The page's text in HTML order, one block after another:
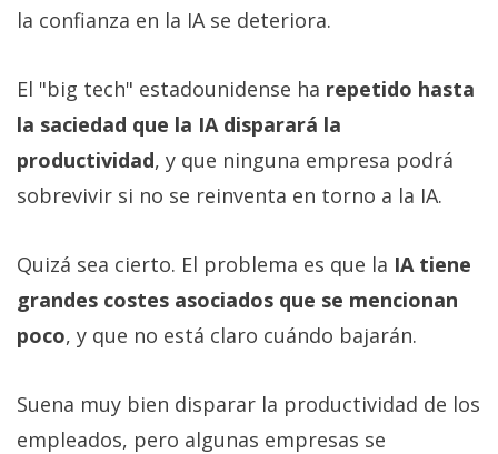
la confianza en la IA se deteriora.
El "big tech" estadounidense ha repetido hasta
la saciedad que la IA disparará la
productividad, y que ninguna empresa podrá
sobrevivir si no se reinventa en torno a la IA.
Quizá sea cierto. El problema es que la IA tiene
grandes costes asociados que se mencionan
poco, y que no está claro cuándo bajarán.
Suena muy bien disparar la productividad de los
empleados, pero algunas empresas se